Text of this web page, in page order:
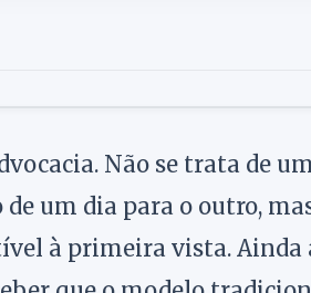
Não se trata de
um dia para o outro,
à primeira vista. Ainda